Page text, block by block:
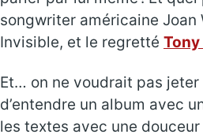
songwriter américaine Joan
Invisible, et le regretté Tony
Et… on ne voudrait pas jeter
d’entendre un album avec
les textes avec une